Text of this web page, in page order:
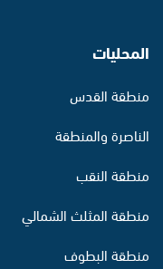
المحليات
منطقة القدس
الناصرة والمنطقة
منطقة النقب
منطقة المثلث الشمالي
منطقة البطوف